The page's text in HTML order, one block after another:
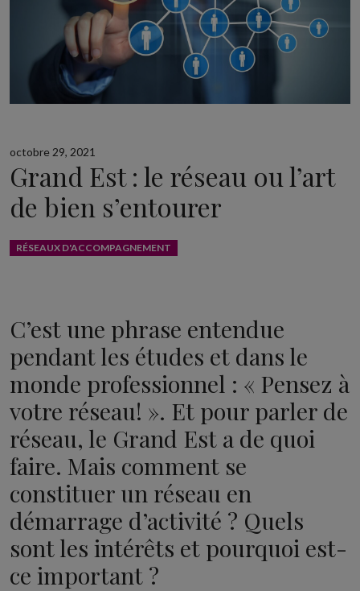
octobre 29, 2021
Grand Est : le réseau ou l’art
de bien s’entourer
RÉSEAUX D'ACCOMPAGNEMENT
C’est une phrase entendue
pendant les études et dans le
monde professionnel : « Pensez à
votre réseau! ». Et pour parler de
réseau, le Grand Est a de quoi
faire. Mais comment se
constituer un réseau en
démarrage d’activité ? Quels
sont les intérêts et pourquoi est-
ce important ?